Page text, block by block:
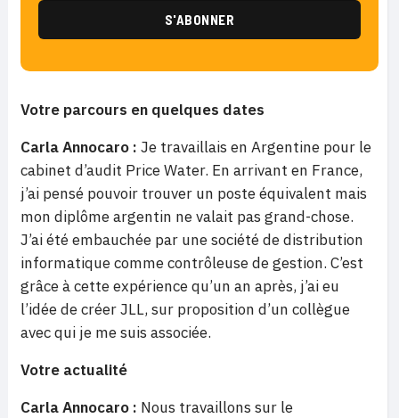
Votre parcours en quelques dates
Carla Annocaro : Je travaillais en Argentine pour le
cabinet d’audit Price Water. En arrivant en France,
j’ai pensé pouvoir trouver un poste équivalent mais
mon diplôme argentin ne valait pas grand-chose.
J’ai été embauchée par une société de distribution
informatique comme contrôleuse de gestion. C’est
grâce à cette expérience qu’un an après, j’ai eu
l’idée de créer JLL, sur proposition d’un collègue
avec qui je me suis associée.
Votre actualité
Carla Annocaro : Nous travaillons sur le